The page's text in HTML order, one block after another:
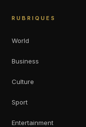
RUBRIQUES
World
Business
Culture
Sport
Entertainment